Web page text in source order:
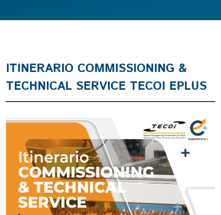
ITINERARIO COMMISSIONING &
TECHNICAL SERVICE TECOI EPLUS